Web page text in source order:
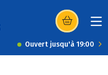
(s’ouvre dans
Ouvert jusqu'à 19:00